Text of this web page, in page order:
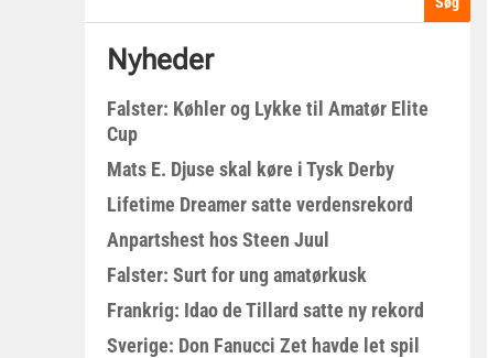
Nyheder
Falster: Køhler og Lykke til Amatør Elite
Cup
Mats E. Djuse skal køre i Tysk Derby
Lifetime Dreamer satte verdensrekord
Anpartshest hos Steen Juul
Falster: Surt for ung amatørkusk
Frankrig: Idao de Tillard satte ny rekord
Sverige: Don Fanucci Zet havde let spil